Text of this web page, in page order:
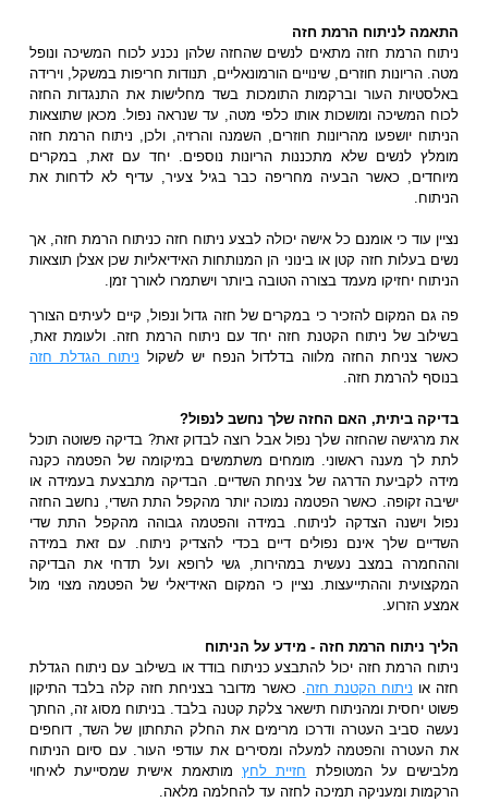
התאמה לניתוח הרמת חזה
ניתוח הרמת חזה מתאים לנשים שהחזה שלהן נכנע לכוח המשיכה ונופל
מטה. הריונות חוזרים, שינויים הורמונאליים, תנודות חריפות במשקל, וירידה
באלסטיות העור וברקמות התומכות בשד מחלישות את התנגדות החזה
לכוח המשיכה ומושכות אותו כלפי מטה, עד שנראה נפול. מכאן שתוצאות
הניתוח יושפעו מהריונות חוזרים, השמנה והרזיה, ולכן, ניתוח הרמת חזה
מומלץ לנשים שלא מתכננות הריונות נוספים. יחד עם זאת, במקרים
מיוחדים, כאשר הבעיה מחריפה כבר בגיל צעיר, עדיף לא לדחות את
הניתוח.
נציין עוד כי אומנם כל אישה יכולה לבצע ניתוח חזה כניתוח הרמת חזה, אך
נשים בעלות חזה קטן או בינוני הן המנותחות האידיאליות שכן אצלן תוצאות
הניתוח יחזיקו מעמד בצורה הטובה ביותר וישתמרו לאורך זמן.
פה גם המקום להזכיר כי במקרים של חזה גדול ונפול, קיים לעיתים הצורך
בשילוב של ניתוח הקטנת חזה יחד עם ניתוח הרמת חזה. ולעומת זאת,
כאשר צניחת החזה מלווה בדלדול הנפח יש לשקול ניתוח הגדלת חזה
בנוסף להרמת חזה.
בדיקה ביתית, האם החזה שלך נחשב לנפול?
את מרגישה שהחזה שלך נפול אבל רוצה לבדוק זאת? בדיקה פשוטה תוכל
לתת לך מענה ראשוני. מומחים משתמשים במיקומה של הפטמה כקנה
מידה לקביעת הדרגה של צניחת השדיים. הבדיקה מתבצעת בעמידה או
ישיבה זקופה. כאשר הפטמה נמוכה יותר מהקפל התת השדי, נחשב החזה
נפול וישנה הצדקה לניתוח. במידה והפטמה גבוהה מהקפל התת שדי
השדיים שלך אינם נפולים דיים בכדי להצדיק ניתוח. עם זאת במידה
וההחמרה במצב נעשית במהירות, גשי לרופא ועל תדחי את הבדיקה
המקצועית וההתייעצות. נציין כי המקום האידיאלי של הפטמה מצוי מול
אמצע הזרוע.
הליך ניתוח הרמת חזה - מידע על הניתוח
ניתוח הרמת חזה יכול להתבצע כניתוח בודד או בשילוב עם ניתוח הגדלת
חזה או ניתוח הקטנת חזה. כאשר מדובר בצניחת חזה קלה בלבד התיקון
פשוט יחסית ומהניתוח תישאר צלקת קטנה בלבד. בניתוח מסוג זה, החתך
נעשה סביב העטרה ודרכו מרימים את החלק התחתון של השד, דוחפים
את העטרה והפטמה למעלה ומסירים את עודפי העור. עם סיום הניתוח
מלבישים על המטופלת חזיית לחץמותאמת אישית שמסייעת לאיחוי
הרקמות ומעניקה תמיכה לחזה עד להחלמה מלאה.